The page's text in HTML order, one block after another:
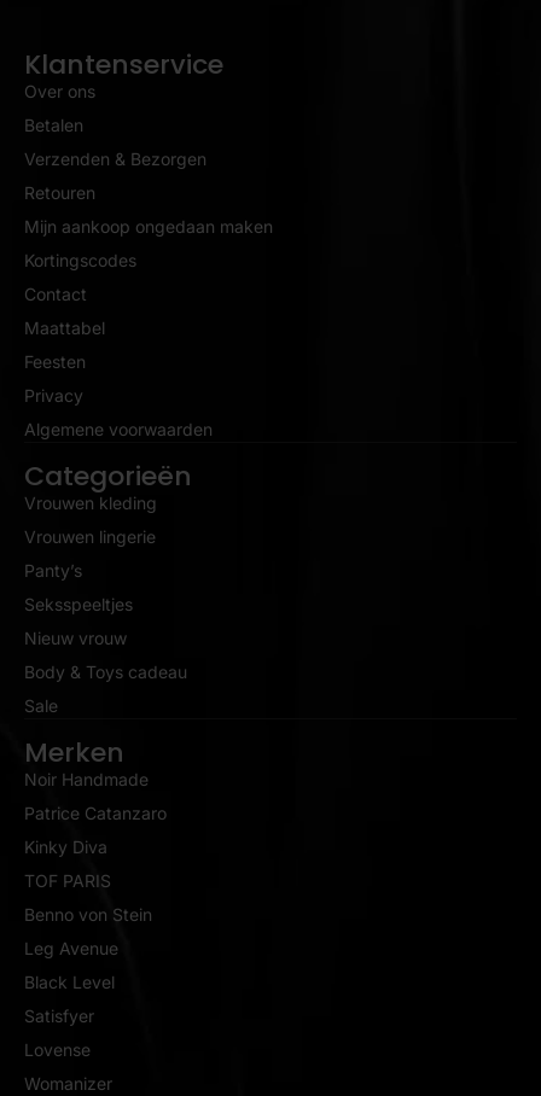
Klantenservice
Over ons
Betalen
Verzenden & Bezorgen
Retouren
Mijn aankoop ongedaan maken
Kortingscodes
Contact
Maattabel
Feesten
Privacy
Algemene voorwaarden
Categorieën
Vrouwen kleding
Vrouwen lingerie
Panty’s
Seksspeeltjes
Nieuw vrouw
Body & Toys cadeau
Sale
Merken
Noir Handmade
Patrice Catanzaro
Kinky Diva
TOF PARIS
Benno von Stein
Leg Avenue
Black Level
Satisfyer
Lovense
Womanizer